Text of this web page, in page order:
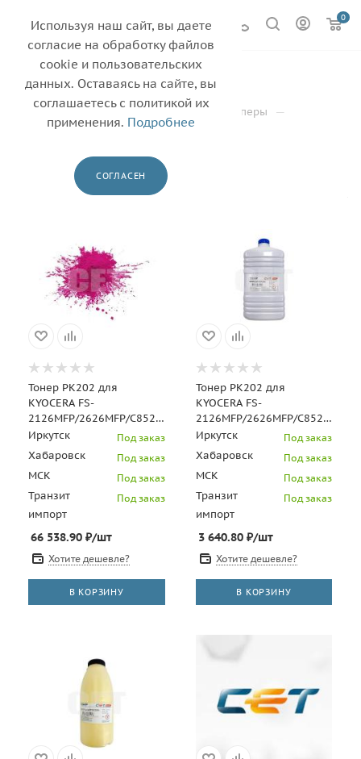
0
KYOCERA 149
Главная — Каталог — Тонеры и девелоперы —
ТОНЕР ЦВЕТ — KYOCERA
Тонер PK202 для
KYOCERA FS-
2126MFP/2626MFP/C8525MFP
(Japan) Magenta, 10кг/
мешок, (унив.), OSP0202M
Иркутск Под заказ
Хабаровск Под заказ
МСК Под заказ
Транзит
импорт
Под заказ
66 538.90 ₽/шт
Хотите дешевле?
В КОРЗИНУ
Тонер PK202 для
KYOCERA FS-
2126MFP/2626MFP/C8525MFP
(Japan) Cyan, 500г/бут,
(унив.), OSP0202C-500
Иркутск Под заказ
Хабаровск Под заказ
МСК Под заказ
Транзит
импорт
Под заказ
3 640.80₽/шт
Хотите дешевле?
В КОРЗИНУ
Используя наш сайт, вы даете
согласие на обработку файлов
cookie и пользовательских
данных. Оставаясь на сайте, вы
соглашаетесь с политикой их
применения. Подробнее
СОГЛАСЕН